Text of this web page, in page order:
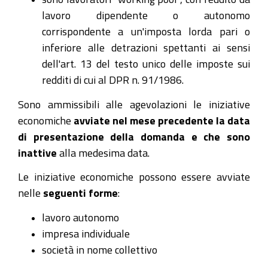
lavoro dipendente o autonomo
corrispondente a un'imposta lorda pari o
inferiore alle detrazioni spettanti ai sensi
dell'art. 13 del testo unico delle imposte sui
redditi di cui al DPR n. 91/1986.
Sono ammissibili alle agevolazioni le iniziative
economiche avviate nel mese precedente la data
di presentazione della domanda e che sono
inattive alla medesima data.
Le iniziative economiche possono essere avviate
nelle seguenti forme:
lavoro autonomo
impresa individuale
società in nome collettivo